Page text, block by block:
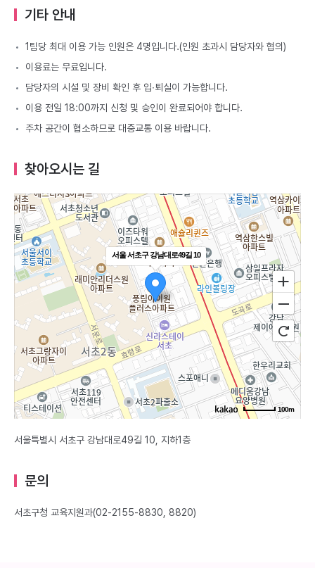
기타 안내
1팀당 최대 이용 가능 인원은 4명입니다.(인원 초과시 담당자와 협의)
이용료는 무료입니다.
담당자의 시설 및 장비 확인 후 입∙퇴실이 가능합니다.
이용 전일 18:00까지 신청 및 승인이 완료되어야 합니다.
주차 공간이 협소하므로 대중교통 이용 바랍니다.
찾아오시는 길
서울 서초구 강남대로49길 10
100m
서울특별시 서초구 강남대로49길 10, 지하1층
문의
서초구청 교육지원과(02-2155-8830, 8820)